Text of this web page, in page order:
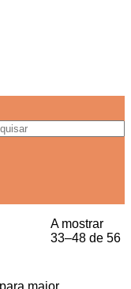
A mostrar
33–48 de 56
maior